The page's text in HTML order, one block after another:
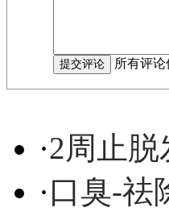
所有评
·2周止脱
·口臭-祛